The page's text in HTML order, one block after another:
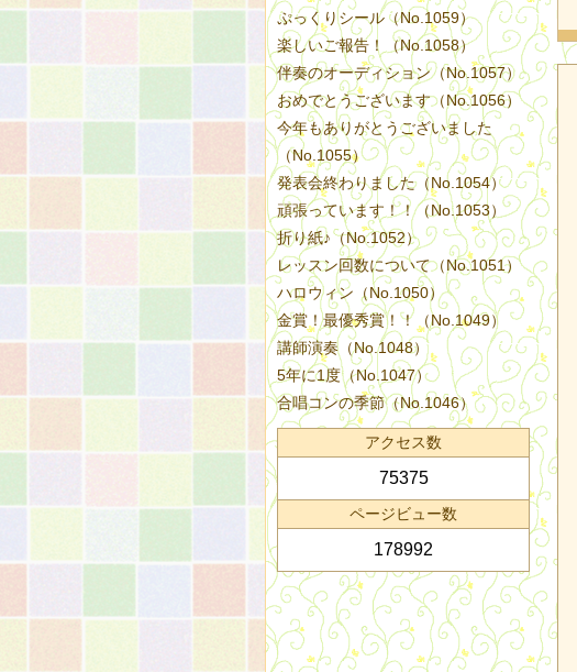
ぷっくりシール（No.1059）
楽しいご報告！（No.1058）
伴奏のオーディション（No.1057）
おめでとうございます（No.1056）
今年もありがとうございました
（No.1055）
発表会終わりました（No.1054）
頑張っています！！（No.1053）
折り紙♪（No.1052）
レッスン回数について（No.1051）
ハロウィン（No.1050）
金賞！最優秀賞！！（No.1049）
講師演奏（No.1048）
5年に1度（No.1047）
合唱コンの季節（No.1046）
アクセス数
75375
ページビュー数
178992